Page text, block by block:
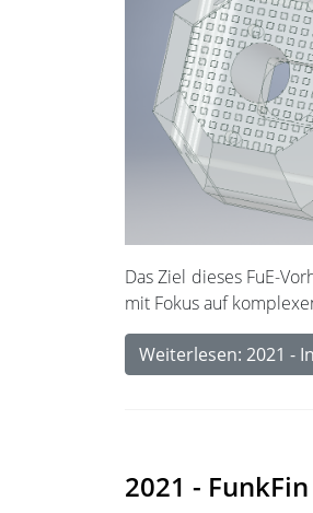
Das Ziel dieses FuE-
mit Fokus auf
Weiterlesen: 2021 -
2021 -